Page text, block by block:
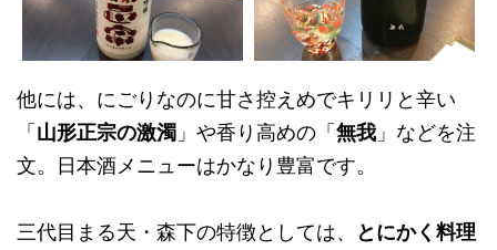
他には、にごりなのに甘さ控えめでキリリと辛い
「山形正宗の激濁 」や香り高めの「無我 」などを注
文。日本酒メニューはかなり豊富です。
三代目まる天・森下の特徴としては、
とにかく料理